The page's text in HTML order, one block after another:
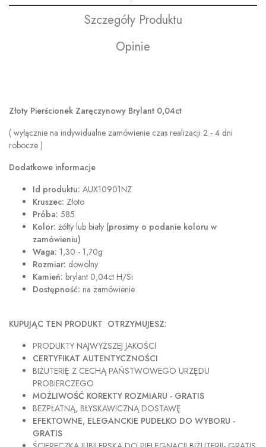
Szczegóły Produktu
Opinie
Złoty Pierścionek Zaręczynowy Brylant 0,04ct
( wyłącznie na indywidualne zamówienie czas realizacji 2 - 4 dni
robocze )
Dodatkowe informacje
Id produktu: AUX10901NZ
Kruszec: Złoto
Próba: 585
Kolor: żółty lub biały (prosimy o podanie koloru w
zamówieniu)
Waga: 1,30 - 1,70g
Rozmiar: dowolny
Kamień: brylant 0,04ct H/Si
Dostępność: na zamówienie
KUPUJĄC TEN PRODUKT OTRZYMUJESZ:
PRODUKTY NAJWYŻSZEJ JAKOŚCI
CERTYFIKAT AUTENTYCZNOŚCI
BIŻUTERIĘ Z CECHĄ PAŃSTWOWEGO URZĘDU
PROBIERCZEGO
MOŻLIWOŚĆ KOREKTY ROZMIARU - GRATIS
BEZPŁATNĄ, BŁYSKAWICZNĄ DOSTAWĘ
EFEKTOWNE, ELEGANCKIE PUDEŁKO DO WYBORU -
GRATIS